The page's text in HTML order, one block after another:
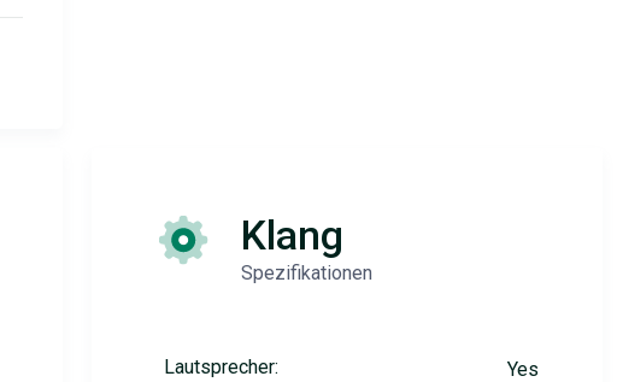
Klang
Spezifikationen
Lautsprecher: Yes